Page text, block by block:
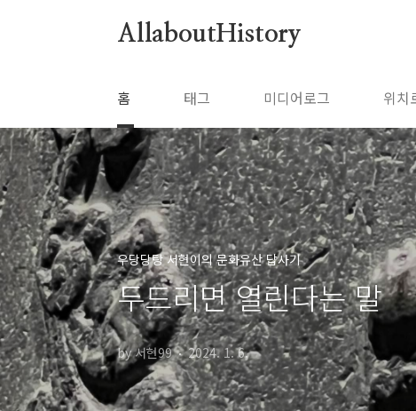
AllaboutHistory
홈 태그 미디어로그 위치
우당당탕 서현이의 문화유산 답사기
두드리면 열린다는 말
by 서현99 2024. 1. 6.